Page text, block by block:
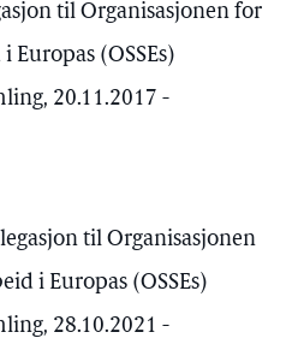
til Organisasjonen for
Europas (OSSEs)
20.11.2017 -
til Organisasjonen
i Europas (OSSEs)
28.10.2021 -